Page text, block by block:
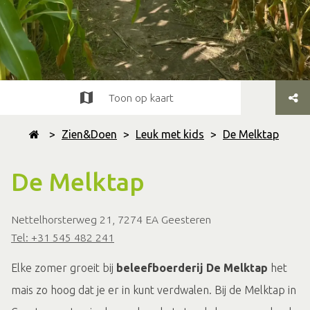
> Zien&Doen > Leuk met kids > De Melktap
De Melktap
Nettelhorsterweg 21, 7274 EA Geesteren
Tel: +31 545 482 241
Toon op kaart
Elke zomer groeit bij beleefboerderij De Melktap het
mais zo hoog dat je er in kunt verdwalen. Bij de Melktap in